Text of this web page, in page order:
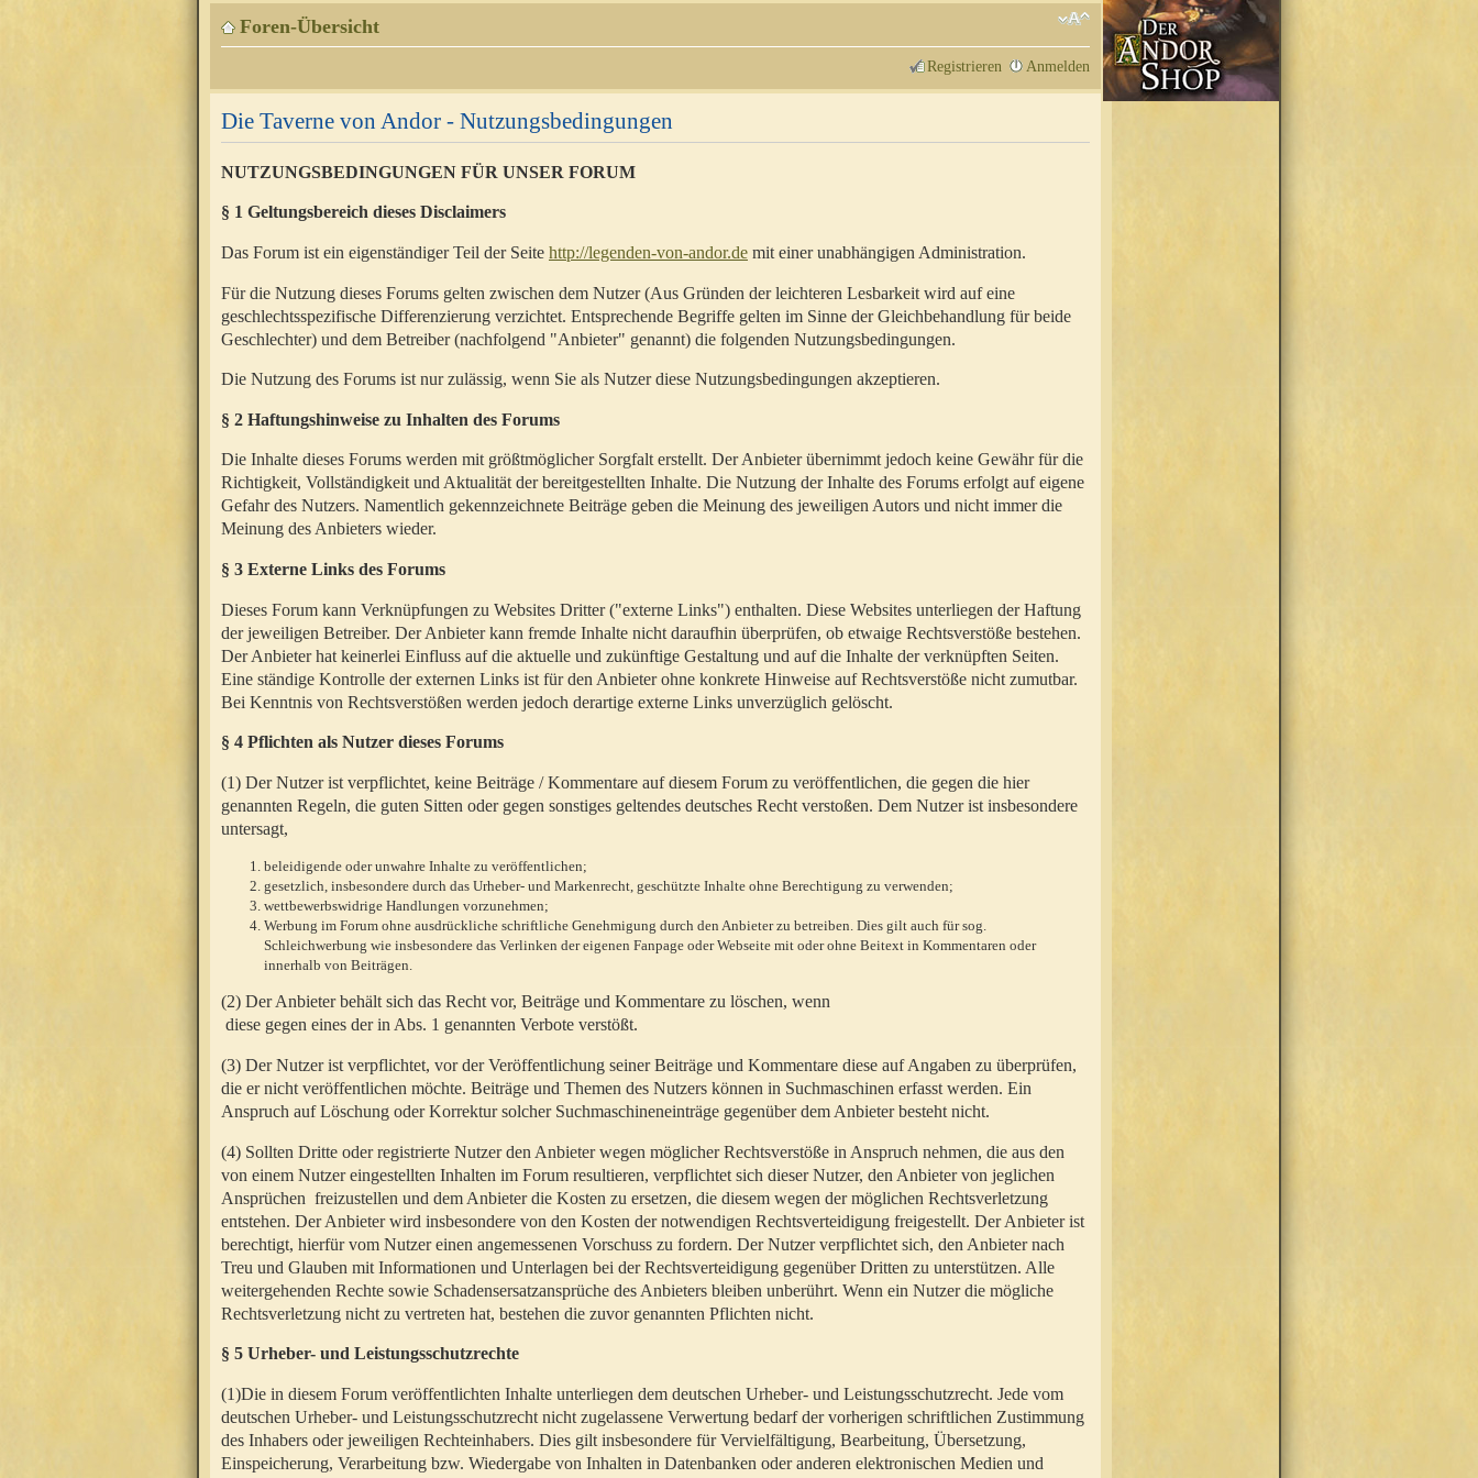
Foren-Übersicht
Registrieren Anmelden
Die Taverne von Andor - Nutzungsbedingungen
NUTZUNGSBEDINGUNGEN FÜR UNSER FORUM
§ 1 Geltungsbereich dieses Disclaimers
Das Forum ist ein eigenständiger Teil der Seite http://legenden-von-andor.de mit einer unabhängigen Administration.
Für die Nutzung dieses Forums gelten zwischen dem Nutzer (Aus Gründen der leichteren Lesbarkeit wird auf eine
geschlechtsspezifische Differenzierung verzichtet. Entsprechende Begriffe gelten im Sinne der Gleichbehandlung für beide
Geschlechter) und dem Betreiber (nachfolgend "Anbieter" genannt) die folgenden Nutzungsbedingungen.
Die Nutzung des Forums ist nur zulässig, wenn Sie als Nutzer diese Nutzungsbedingungen akzeptieren.
§ 2 Haftungshinweise zu Inhalten des Forums
Die Inhalte dieses Forums werden mit größtmöglicher Sorgfalt erstellt. Der Anbieter übernimmt jedoch keine Gewähr für die
Richtigkeit, Vollständigkeit und Aktualität der bereitgestellten Inhalte. Die Nutzung der Inhalte des Forums erfolgt auf eigene
Gefahr des Nutzers. Namentlich gekennzeichnete Beiträge geben die Meinung des jeweiligen Autors und nicht immer die
Meinung des Anbieters wieder.
§ 3 Externe Links des Forums
Dieses Forum kann Verknüpfungen zu Websites Dritter ("externe Links") enthalten. Diese Websites unterliegen der Haftung
der jeweiligen Betreiber. Der Anbieter kann fremde Inhalte nicht daraufhin überprüfen, ob etwaige Rechtsverstöße bestehen.
Der Anbieter hat keinerlei Einfluss auf die aktuelle und zukünftige Gestaltung und auf die Inhalte der verknüpften Seiten.
Eine ständige Kontrolle der externen Links ist für den Anbieter ohne konkrete Hinweise auf Rechtsverstöße nicht zumutbar.
Bei Kenntnis von Rechtsverstößen werden jedoch derartige externe Links unverzüglich gelöscht.
§ 4 Pflichten als Nutzer dieses Forums
(1) Der Nutzer ist verpflichtet, keine Beiträge / Kommentare auf diesem Forum zu veröffentlichen, die gegen die hier
genannten Regeln, die guten Sitten oder gegen sonstiges geltendes deutsches Recht verstoßen. Dem Nutzer ist insbesondere
untersagt,
beleidigende oder unwahre Inhalte zu veröffentlichen;
gesetzlich, insbesondere durch das Urheber- und Markenrecht, geschützte Inhalte ohne Berechtigung zu verwenden;
wettbewerbswidrige Handlungen vorzunehmen;
Werbung im Forum ohne ausdrückliche schriftliche Genehmigung durch den Anbieter zu betreiben. Dies gilt auch für sog.
Schleichwerbung wie insbesondere das Verlinken der eigenen Fanpage oder Webseite mit oder ohne Beitext in Kommentaren oder
innerhalb von Beiträgen.
(2) Der Anbieter behält sich das Recht vor, Beiträge und Kommentare zu löschen, wenn
diese gegen eines der in Abs. 1 genannten Verbote verstößt.
(3) Der Nutzer ist verpflichtet, vor der Veröffentlichung seiner Beiträge und Kommentare diese auf Angaben zu überprüfen,
die er nicht veröffentlichen möchte. Beiträge und Themen des Nutzers können in Suchmaschinen erfasst werden. Ein
Anspruch auf Löschung oder Korrektur solcher Suchmaschineneinträge gegenüber dem Anbieter besteht nicht.
(4) Sollten Dritte oder registrierte Nutzer den Anbieter wegen möglicher Rechtsverstöße in Anspruch nehmen, die aus den
von einem Nutzer eingestellten Inhalten im Forum resultieren, verpflichtet sich dieser Nutzer, den Anbieter von jeglichen
Ansprüchen freizustellen und dem Anbieter die Kosten zu ersetzen, die diesem wegen der möglichen Rechtsverletzung
entstehen. Der Anbieter wird insbesondere von den Kosten der notwendigen Rechtsverteidigung freigestellt. Der Anbieter ist
berechtigt, hierfür vom Nutzer einen angemessenen Vorschuss zu fordern. Der Nutzer verpflichtet sich, den Anbieter nach
Treu und Glauben mit Informationen und Unterlagen bei der Rechtsverteidigung gegenüber Dritten zu unterstützen. Alle
weitergehenden Rechte sowie Schadensersatzansprüche des Anbieters bleiben unberührt. Wenn ein Nutzer die mögliche
Rechtsverletzung nicht zu vertreten hat, bestehen die zuvor genannten Pflichten nicht.
§ 5 Urheber- und Leistungsschutzrechte
(1)Die in diesem Forum veröffentlichten Inhalte unterliegen dem deutschen Urheber- und Leistungsschutzrecht. Jede vom
deutschen Urheber- und Leistungsschutzrecht nicht zugelassene Verwertung bedarf der vorherigen schriftlichen Zustimmung
des Inhabers oder jeweiligen Rechteinhabers. Dies gilt insbesondere für Vervielfältigung, Bearbeitung, Übersetzung,
Einspeicherung, Verarbeitung bzw. Wiedergabe von Inhalten in Datenbanken oder anderen elektronischen Medien und